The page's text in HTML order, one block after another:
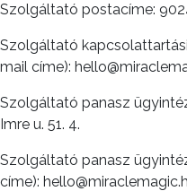
Szolgáltató postacíme:
Szolgáltató
mail címe):
Szolgáltató panasz
Imre u. 51. 4.
Szolgáltató panasz
címe):